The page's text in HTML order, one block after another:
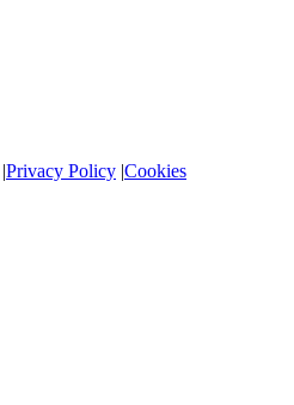
Privacy Policy Cookies